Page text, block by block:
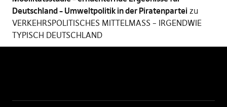
Deutschland – Umweltpolitik in der Piratenpartei zu
VERKEHRSPOLITISCHES MITTELMASS – IRGENDWIE
TYPISCH DEUTSCHLAND